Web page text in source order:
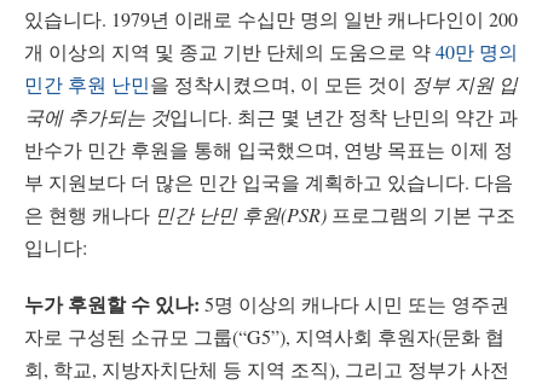
있습니다. 1979년 이래로 수십만 명의 일반 캐나다인이 200
개 이상의 지역 및 종교 기반 단체의 도움으로 약40만 명의
민간 후원 난민을 정착시켰으며, 이 모든 것이 정부 지원 입
국에 추가되는 것입니다. 최근 몇 년간 정착 난민의 약간 과
반수가 민간 후원을 통해 입국했으며, 연방 목표는 이제 정
부 지원보다 더 많은 민간 입국을 계획하고 있습니다. 다음
은 현행 캐나다 민간 난민 후원(PSR) 프로그램의 기본 구조
입니다:
누가 후원할 수 있나: 5명 이상의 캐나다 시민 또는 영주권
자로 구성된 소규모 그룹(“G5”), 지역사회 후원자(문화 협
회, 학교, 지방자치단체 등 지역 조직), 그리고 정부가 사전